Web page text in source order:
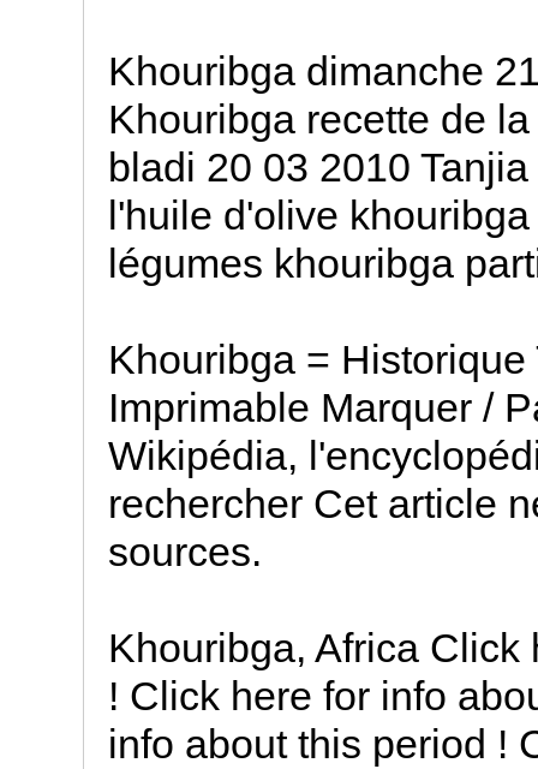
Khouribga dimanche
Khouribga recette de
bladi 20 03 2010
l'huile d'olive
légumes khouribga
Khouribga =
Imprimable Marquer /
Wikipédia,
rechercher Cet article
sources.
Khouribga, Africa
! Click here for info
info about this period !